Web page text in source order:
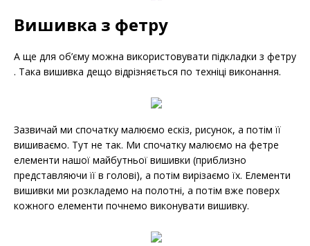
Вишивка з фетру
А ще для об’єму можна використовувати підкладки з фетру
. Така вишивка дещо відрізняється по техніці виконання.
Зазвичай ми спочатку малюємо ескіз, рисунок, а потім її
вишиваємо. Тут не так. Ми спочатку малюємо на фетре
елементи нашої майбутньої вишивки (приблизно
представляючи її в голові), а потім вирізаємо їх. Елементи
вишивки ми розкладемо на полотні, а потім вже поверх
кожного елементи почнемо виконувати вишивку.